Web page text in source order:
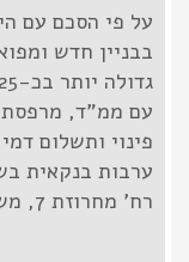
בבניין חדש
גדולה יותר בכ-25 מר', בקומה גבוהה יותר,
עם ממ"ד, מרפסת
פינוי ותשלום
ערבות בנקאית
רח' מחרוזת 7, משופצת. קומה 1 מ-4